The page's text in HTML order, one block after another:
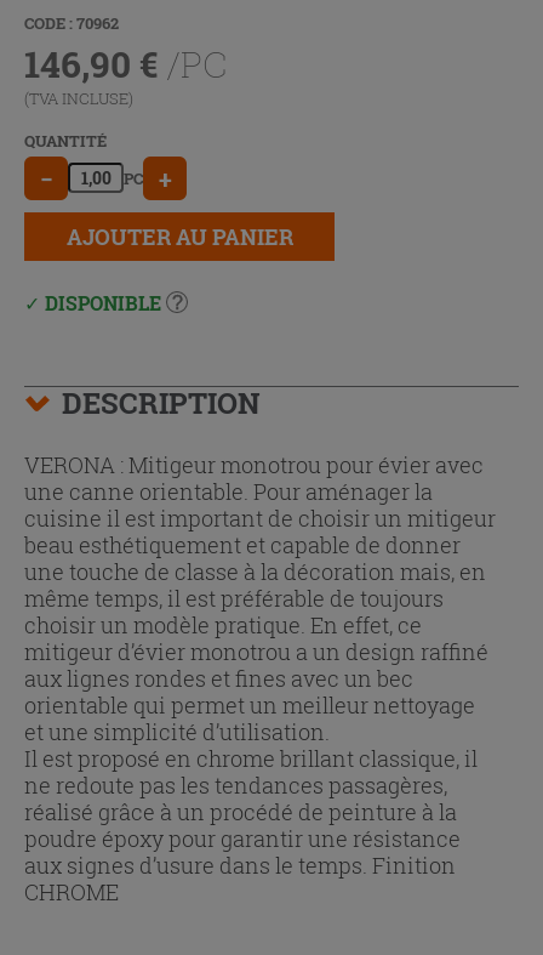
CODE : 70962
146,90 € /PC
(TVA INCLUSE)
QUANTITÉ
− PC +
AJOUTER AU PANIER
DISPONIBLE
DESCRIPTION
VERONA : Mitigeur monotrou pour évier avec
une canne orientable. Pour aménager la
cuisine il est important de choisir un mitigeur
beau esthétiquement et capable de donner
une touche de classe à la décoration mais, en
même temps, il est préférable de toujours
choisir un modèle pratique. En effet, ce
mitigeur d’évier monotrou a un design raffiné
aux lignes rondes et fines avec un bec
orientable qui permet un meilleur nettoyage
et une simplicité d’utilisation.
Il est proposé en chrome brillant classique, il
ne redoute pas les tendances passagères,
réalisé grâce à un procédé de peinture à la
poudre époxy pour garantir une résistance
aux signes d’usure dans le temps. Finition
CHROME